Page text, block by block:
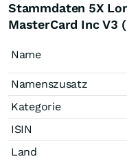
Stammdaten 5X
MasterCard Inc V3
Name
Namenszusatz
Kategorie
ISIN
Land